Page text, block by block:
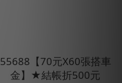
55688【70元X60張搭車
金】★結帳折500元